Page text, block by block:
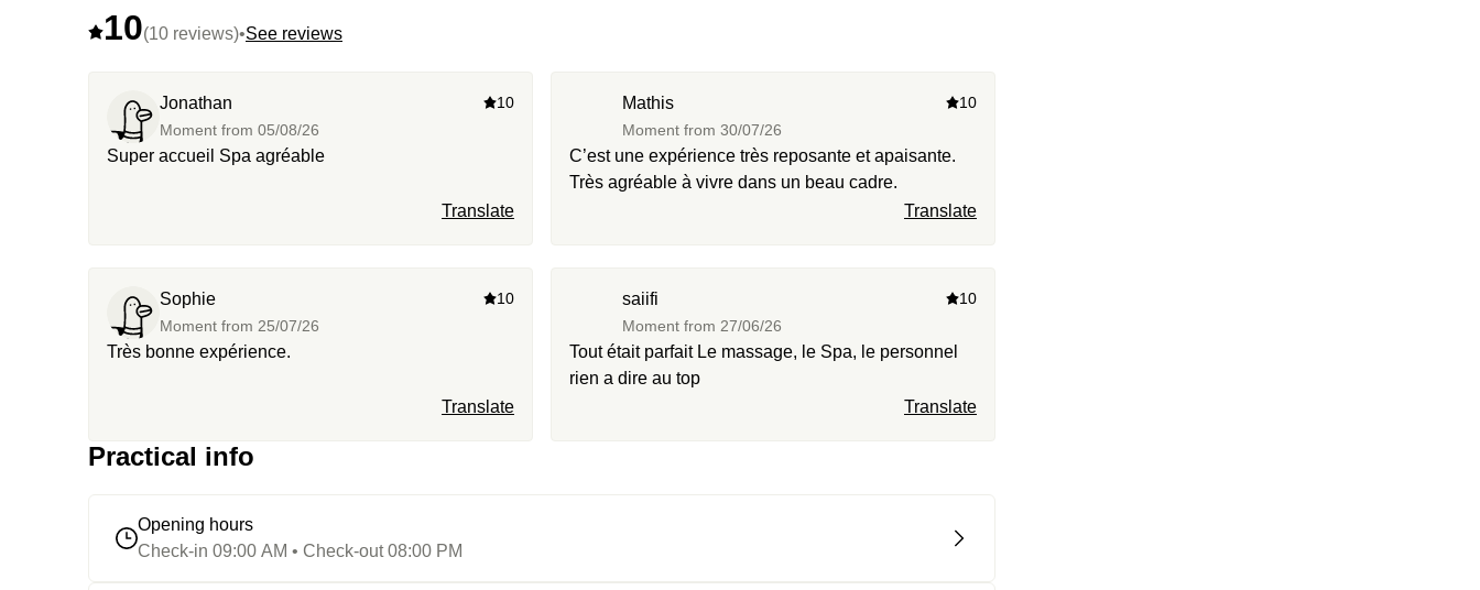
10(10 reviews)•See reviews
Jonathan
Moment from 05/08/26
10
Super accueil Spa agréable
Translate
Mathis
Moment from 30/07/26
10
C’est une expérience très reposante et apaisante.
Très agréable à vivre dans un beau cadre.
Translate
Sophie
Moment from 25/07/26
10
Très bonne expérience.
Translate
saiifi
Moment from 27/06/26
10
Tout était parfait Le massage, le Spa, le personnel
rien a dire au top
Translate
Practical info
Opening hours
Check-in 09:00 AM • Check-out 08:00 PM